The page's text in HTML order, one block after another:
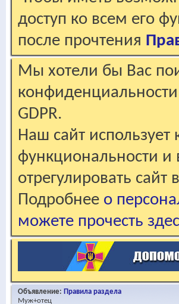
доступ ко всем его
после прочтения
Мы хотели бы Вас
GDPR.
Наш сайт использует
функциональности
отрегулировать
Подробнее о
можете прочесть
Объявление: Правила раздела
Муж+отец